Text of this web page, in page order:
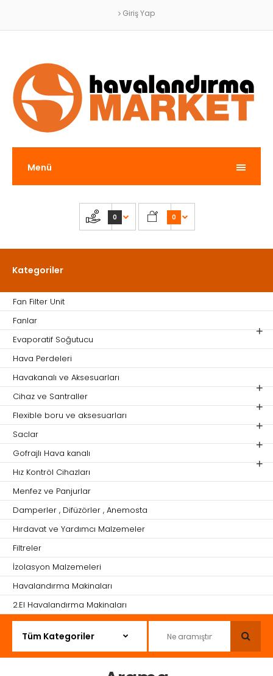
Giriş Yap
Menü
0 0
Kategoriler
Fan Filter Unit
Fanlar
Evaporatif Soğutucu
Hava Perdeleri
Havakanalı ve Aksesuarları
Cihaz ve Santraller
Flexible boru ve aksesuarları
Saclar
Gofrajlı Hava kanalı
Hız Kontröl Cihazları
Menfez ve Panjurlar
Damperler , Difüzörler , Anemosta
Hırdavat ve Yardımcı Malzemeler
Filtreler
İzolasyon Malzemeleri
Havalandırma Makinaları
2.El Havalandırma Makinaları